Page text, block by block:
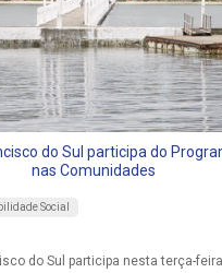
do Sul participa do
nas Comunidades
Social
do Sul participa nesta terça-